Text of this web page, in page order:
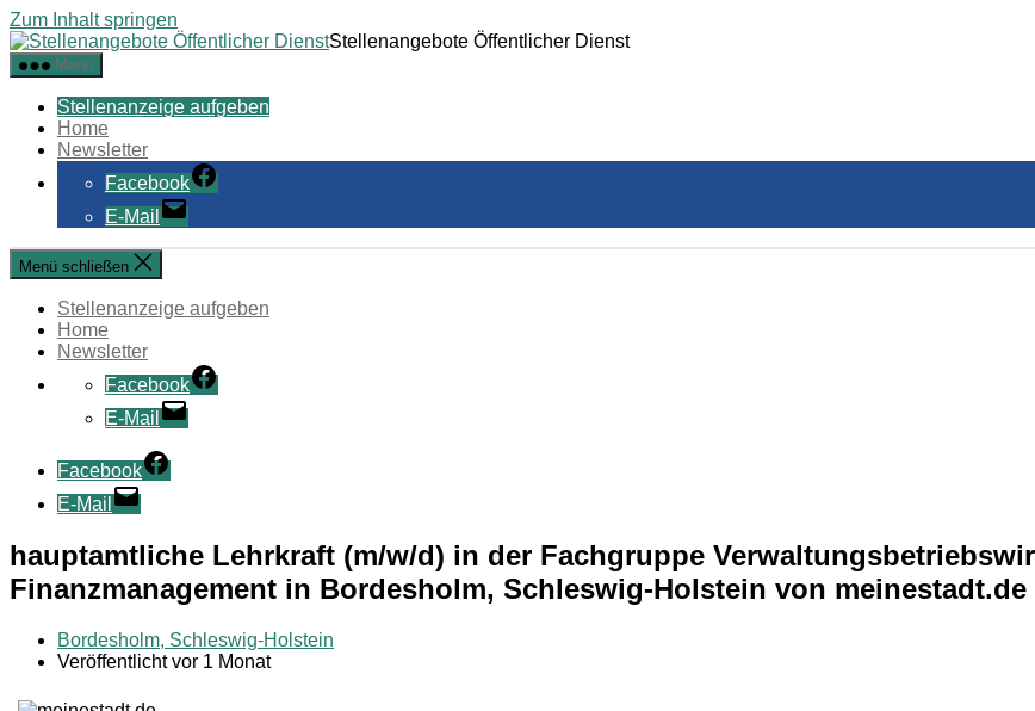
Zum Inhalt springen
Stellenangebote Öffentlicher Dienst
Menü
Stellenanzeige aufgeben
Home
Newsletter
Facebook
E-Mail
Menü schließen
Stellenanzeige aufgeben
Home
Newsletter
Facebook
E-Mail
Facebook
E-Mail
hauptamtliche Lehrkraft (m/w/d) in der Fachgruppe
Finanzmanagement in Bordesholm, Schleswig-Holstein von
Bordesholm, Schleswig-Holstein
Veröffentlicht vor 1 Monat